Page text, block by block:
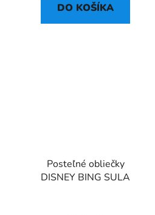
DO KOŠÍKA
Posteľné obliečky
DISNEY BING SULA